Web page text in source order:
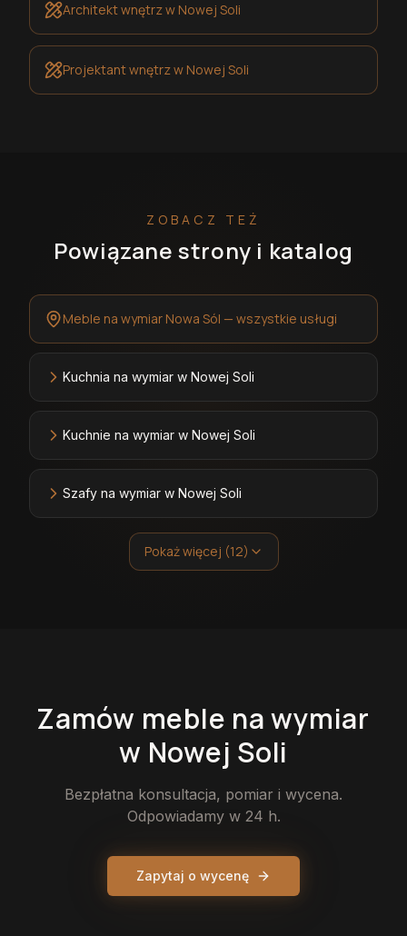
Architekt wnętrzw Nowej Soli
Projektant wnętrzw Nowej Soli
ZOBACZ TEŻ
Powiązane strony i katalog
Meble na wymiar Nowa Sól — wszystkie usługi
Kuchnia na wymiar w Nowej Soli
Kuchnie na wymiar w Nowej Soli
Szafy na wymiar w Nowej Soli
Pokaż więcej (12)
Zamów meble na wymiar
w Nowej Soli
Bezpłatna konsultacja, pomiar i wycena.
Odpowiadamy w 24 h.
Zapytaj o wycenę